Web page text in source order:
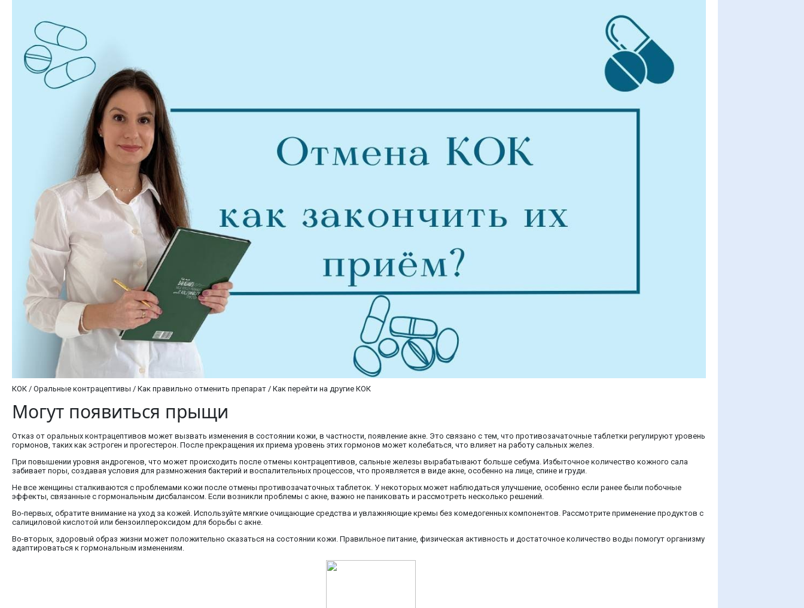
КОК / Оральные контрацептивы / Как правильно отменить препарат / Как перейти на другие КОК
Могут появиться прыщи
Отказ от оральных контрацептивов может вызвать изменения в состоянии кожи, в частности, появление акне. Это связано с тем, что противозачаточные таблетки регулируют уровень
гормонов, таких как эстроген и прогестерон. После прекращения их приема уровень этих гормонов может колебаться, что влияет на работу сальных желез.
При повышении уровня андрогенов, что может происходить после отмены контрацептивов, сальные железы вырабатывают больше себума. Избыточное количество кожного сала
забивает поры, создавая условия для размножения бактерий и воспалительных процессов, что проявляется в виде акне, особенно на лице, спине и груди.
Не все женщины сталкиваются с проблемами кожи после отмены противозачаточных таблеток. У некоторых может наблюдаться улучшение, особенно если ранее были побочные
эффекты, связанные с гормональным дисбалансом. Если возникли проблемы с акне, важно не паниковать и рассмотреть несколько решений.
Во-первых, обратите внимание на уход за кожей. Используйте мягкие очищающие средства и увлажняющие кремы без комедогенных компонентов. Рассмотрите применение продуктов с
салициловой кислотой или бензоилпероксидом для борьбы с акне.
Во-вторых, здоровый образ жизни может положительно сказаться на состоянии кожи. Правильное питание, физическая активность и достаточное количество воды помогут организму
адаптироваться к гормональным изменениям.